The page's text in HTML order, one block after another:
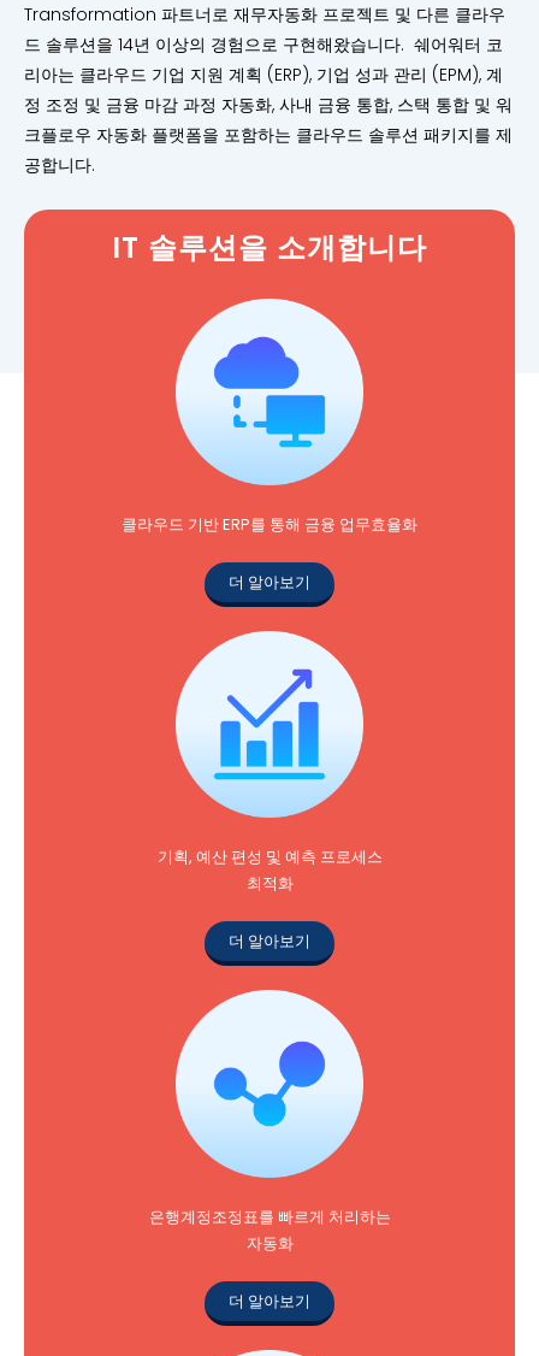
Transformation 파트너로 재무자동화 프로젝트 및 다른 클라우
드 솔루션을 14년 이상의 경험으로 구현해왔습니다. 쉐어워터 코
리아는 클라우드 기업 지원 계획 (ERP), 기업 성과 관리 (EPM), 계
정 조정 및 금융 마감 과정 자동화, 사내 금융 통합, 스택 통합 및 워
크플로우 자동화 플랫폼을 포함하는 클라우드 솔루션 패키지를 제
공합니다.
IT 솔루션을 소개합니다
클라우드 기반 ERP를 통해 금융 업무효율화
더 알아보기
기획, 예산 편성 및 예측 프로세스
최적화
더 알아보기
은행계정조정표를 빠르게 처리하는
자동화
더 알아보기